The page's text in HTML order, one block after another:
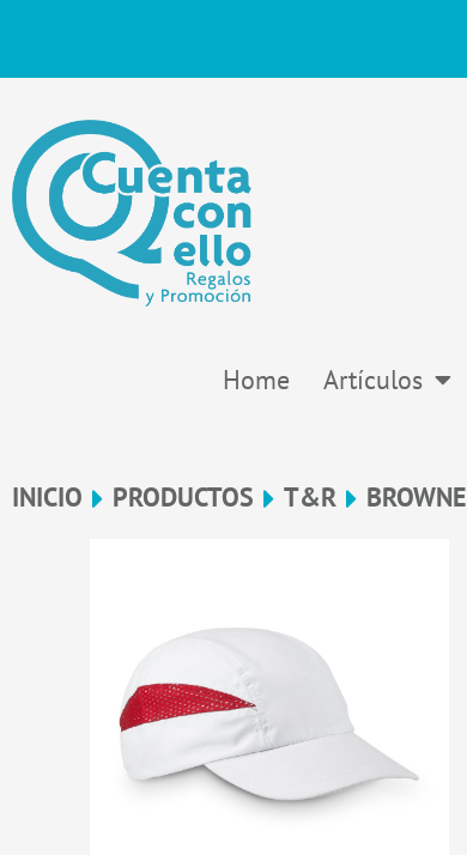
Home Artículos
INICIO PRODUCTOS T&R BROWNE